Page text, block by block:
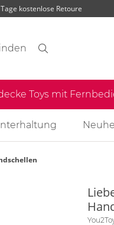
kostenlose Retoure
Toys mit